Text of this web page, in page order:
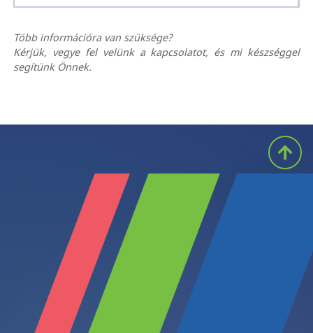
Több információra van szüksége?
Kérjük, vegye fel velünk a kapcsolatot, és mi készséggel
segítünk Önnek.